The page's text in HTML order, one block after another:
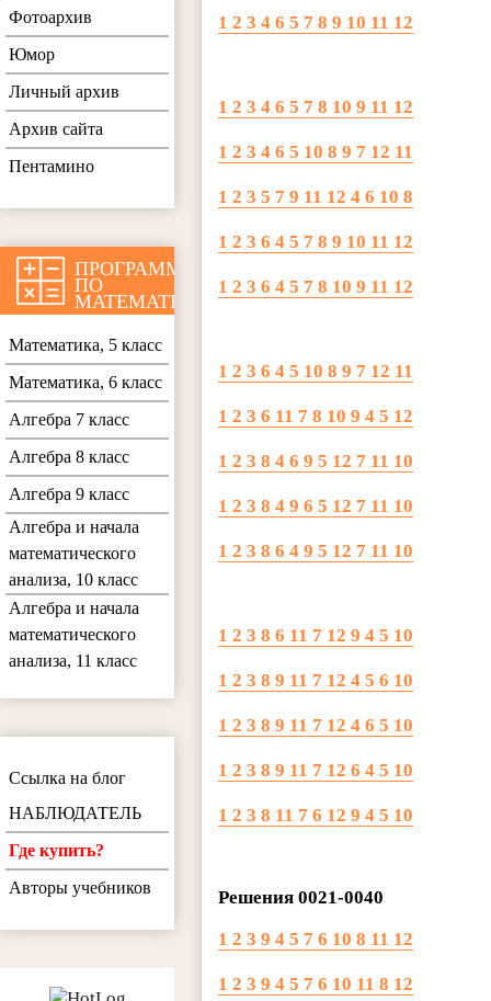
1 2 3 4 6 5 7 8 9 10 11 12
1 2 3 4 6 5 7 8 10 9 11 12
1 2 3 4 6 5 10 8 9 7 12 11
1 2 3 5 7 9 11 12 4 6 10 8
1 2 3 6 4 5 7 8 9 10 11 12
1 2 3 6 4 5 7 8 10 9 11 12
1 2 3 6 4 5 10 8 9 7 12 11
1 2 3 6 11 7 8 10 9 4 5 12
1 2 3 8 4 6 9 5 12 7 11 10
1 2 3 8 4 9 6 5 12 7 11 10
1 2 3 8 6 4 9 5 12 7 11 10
1 2 3 8 6 11 7 12 9 4 5 10
1 2 3 8 9 11 7 12 4 5 6 10
1 2 3 8 9 11 7 12 4 6 5 10
1 2 3 8 9 11 7 12 6 4 5 10
1 2 3 8 11 7 6 12 9 4 5 10
Решения 0021-0040
1 2 3 9 4 5 7 6 10 8 11 12
1 2 3 9 4 5 7 6 10 11 8 12
Фотоархив
Юмор
Личный архив
Архив сайта
Пентамино
ПРОГРАММЫ
ПО
МАТЕМАТИКЕ
Математика, 5 класс
Математика, 6 класс
Алгебра 7 класс
Алгебра 8 класс
Алгебра 9 класс
Алгебра и начала
математического
анализа, 10 класс
Алгебра и начала
математического
анализа, 11 класс
Ссылка на блог
НАБЛЮДАТЕЛЬ
Где купить?
Авторы учебников